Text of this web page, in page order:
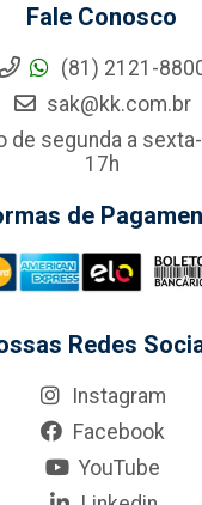
Fale Conosco
(81) 2121-
sak@kk.com.br
de segunda a
17h
de
Redes
Instagram
Facebook
YouTube